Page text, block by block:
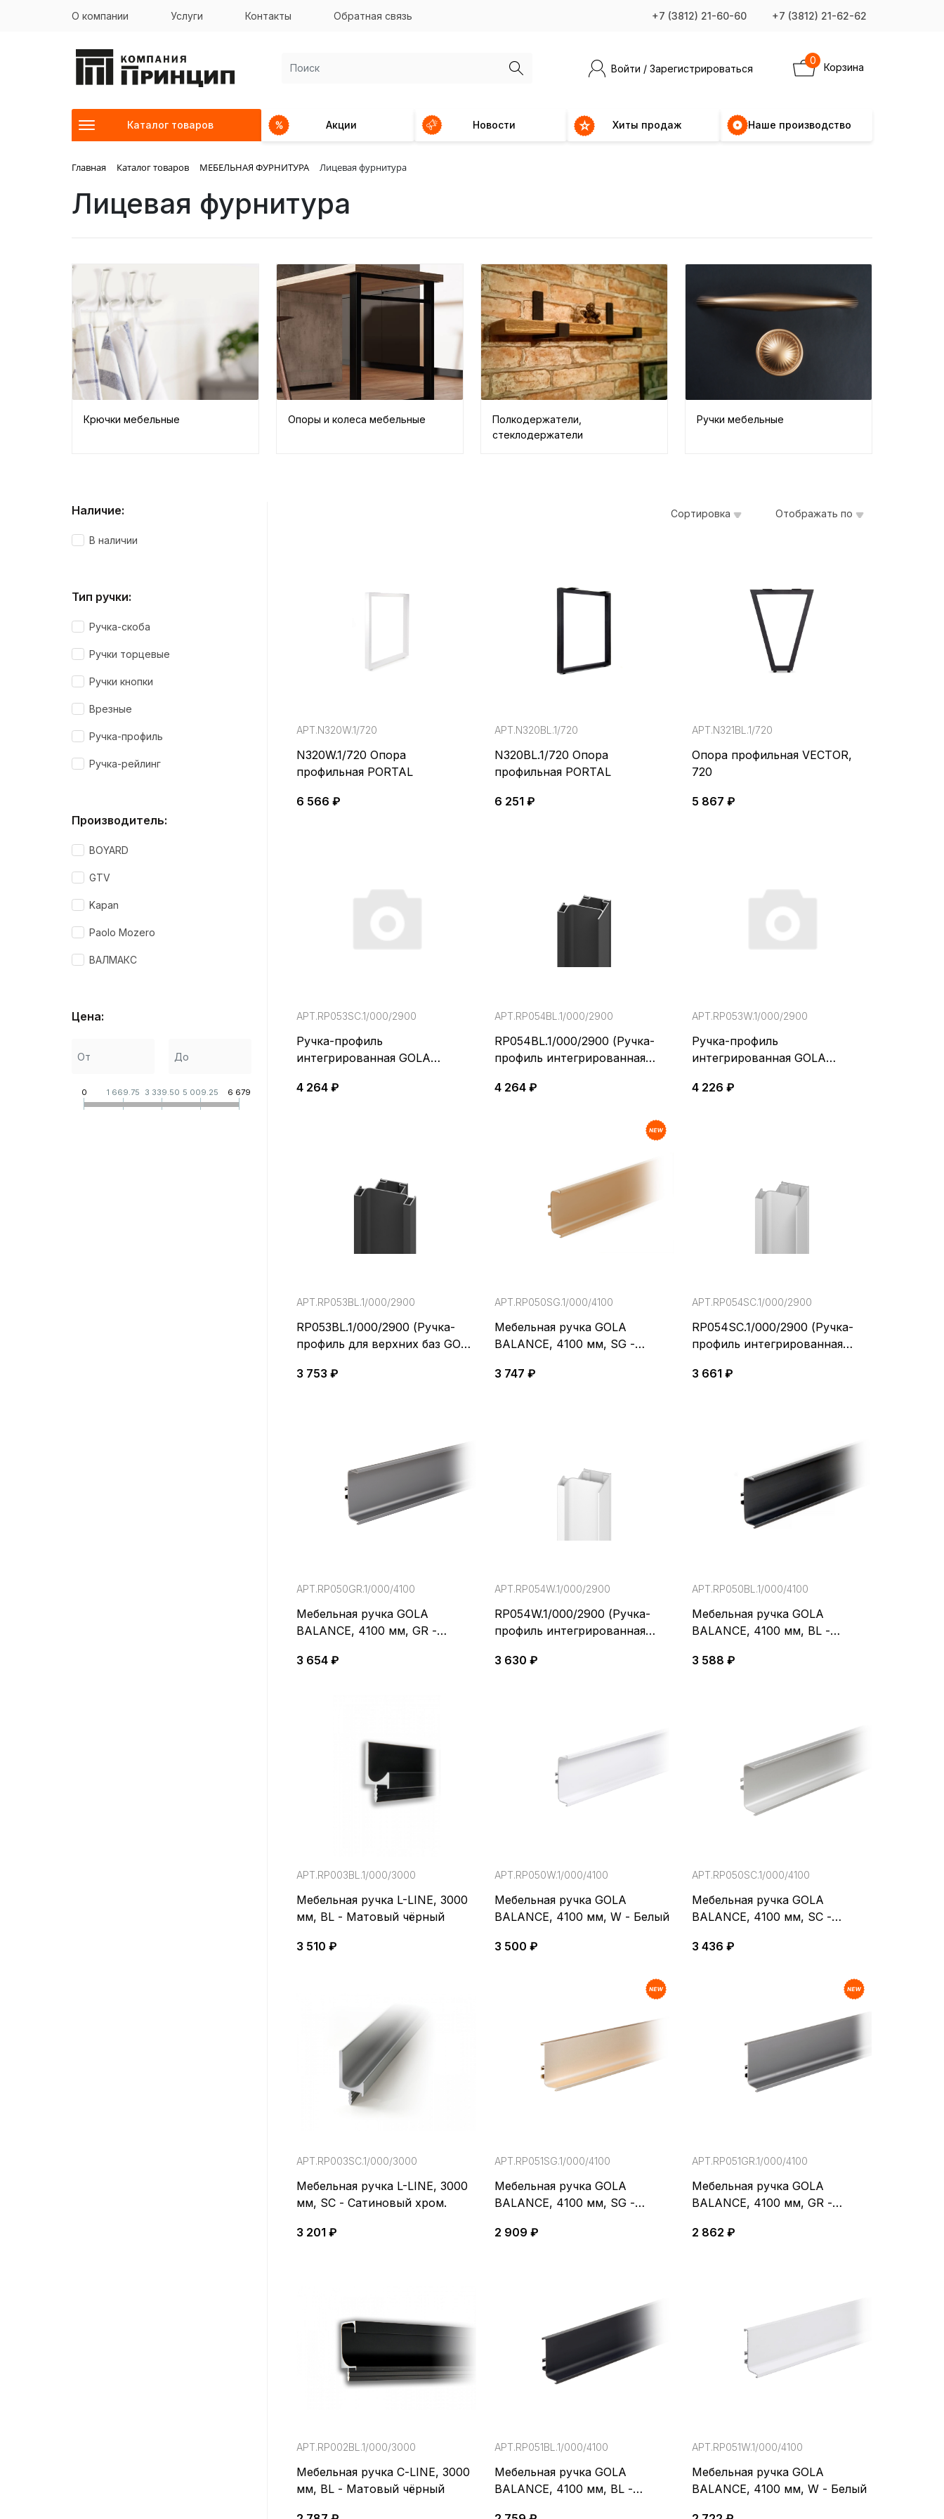
О компании Услуги Контакты Обратная связь +7 (3812) 21-60-60 +7 (3812) 21-62-62
Войти / Зарегистрироваться Корзина
0
Каталог товаров Акции Новости Хиты продаж Наше производство
Главная Каталог товаров МЕБЕЛЬНАЯ ФУРНИТУРА Лицевая фурнитура
Лицевая фурнитура
Крючки мебельные Опоры и колеса мебельные
Полкодержатели,
стеклодержатели
Ручки мебельные
Наличие:
В наличии
Тип ручки:
Ручка-скоба
Ручки торцевые
Ручки кнопки
Врезные
Ручка-профиль
Ручка-рейлинг
Производитель:
BOYARD
GTV
Kapan
Paolo Mozero
ВАЛМАКС
Цена:
0 1 669.75 3 339.50 5 009.25 6 679
Сортировка Отображать по
АРТ.N320W.1/720
N320W.1/720 Опора
профильная PORTAL
6 566 ₽
АРТ.N320BL.1/720
N320BL.1/720 Опора
профильная PORTAL
6 251 ₽
АРТ.N321BL.1/720
Опора профильная VECTOR,
720
5 867 ₽
АРТ.RP053SC.1/000/2900
Ручка-профиль
интегрированная GOLA
4 264 ₽
АРТ.RP054BL.1/000/2900
RP054BL.1/000/2900 (Ручка-
профиль интегрированная
4 264 ₽
АРТ.RP053W.1/000/2900
Ручка-профиль
интегрированная GOLA
4 226 ₽
АРТ.RP053BL.1/000/2900
RP053BL.1/000/2900 (Ручка-
профиль для верхних баз GOLA
3 753 ₽
АРТ.RP050SG.1/000/4100
Мебельная ручка GOLA
BALANCE, 4100 мм, SG -
3 747 ₽
АРТ.RP054SC.1/000/2900
RP054SC.1/000/2900 (Ручка-
профиль интегрированная
3 661 ₽
АРТ.RP050GR.1/000/4100
Мебельная ручка GOLA
BALANCE, 4100 мм, GR -
3 654 ₽
АРТ.RP054W.1/000/2900
RP054W.1/000/2900 (Ручка-
профиль интегрированная
3 630 ₽
АРТ.RP050BL.1/000/4100
Мебельная ручка GOLA
BALANCE, 4100 мм, BL -
3 588 ₽
АРТ.RP003BL.1/000/3000
Мебельная ручка L-LINE, 3000
мм, BL - Матовый чёрный
3 510 ₽
АРТ.RP050W.1/000/4100
Мебельная ручка GOLA
BALANCE, 4100 мм, W - Белый
3 500 ₽
АРТ.RP050SC.1/000/4100
Мебельная ручка GOLA
BALANCE, 4100 мм, SC -
3 436 ₽
АРТ.RP003SC.1/000/3000
Мебельная ручка L-LINE, 3000
мм, SC - Сатиновый хром.
3 201 ₽
АРТ.RP051SG.1/000/4100
Мебельная ручка GOLA
BALANCE, 4100 мм, SG -
2 909 ₽
АРТ.RP051GR.1/000/4100
Мебельная ручка GOLA
BALANCE, 4100 мм, GR -
2 862 ₽
АРТ.RP002BL.1/000/3000
Мебельная ручка С-LINE, 3000
мм, BL - Матовый чёрный
АРТ.RP051BL.1/000/4100
Мебельная ручка GOLA
BALANCE, 4100 мм, BL -
АРТ.RP051W.1/000/4100
Мебельная ручка GOLA
BALANCE, 4100 мм, W - Белый